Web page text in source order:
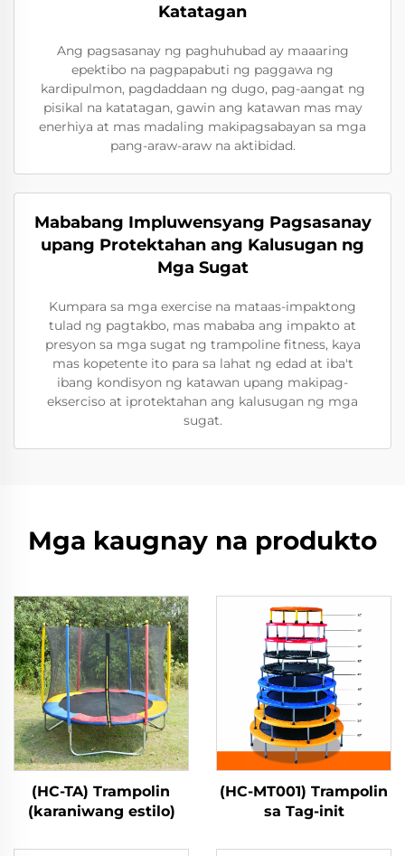
Katatagan
Ang pagsasanay ng paghuhubad ay maaaring
epektibo na pagpapabuti ng paggawa ng
kardipulmon, pagdaddaan ng dugo, pag-aangat ng
pisikal na katatagan, gawin ang katawan mas may
enerhiya at mas madaling makipagsabayan sa mga
pang-araw-araw na aktibidad.
Mababang Impluwensyang Pagsasanay
upang Protektahan ang Kalusugan ng
Mga Sugat
Kumpara sa mga exercise na mataas-impaktong
tulad ng pagtakbo, mas mababa ang impakto at
presyon sa mga sugat ng trampoline fitness, kaya
mas kopetente ito para sa lahat ng edad at iba't
ibang kondisyon ng katawan upang makipag-
ekserciso at iprotektahan ang kalusugan ng mga
sugat.
Mga kaugnay na produkto
(HC-TA) Trampolin
(karaniwang estilo)
(HC-MT001) Trampolin
sa Tag-init